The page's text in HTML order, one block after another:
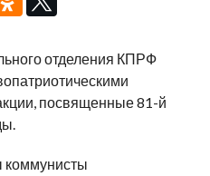
отделения КПРФ
посвященные 81-й